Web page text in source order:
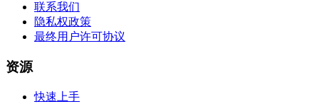
联系我们
隐私权政策
最终用户许可协议
资源
快速上手